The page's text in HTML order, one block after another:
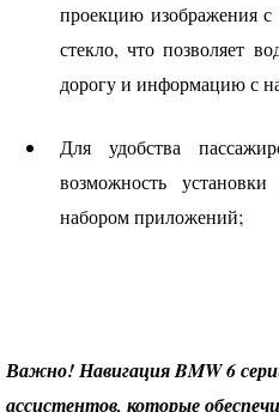
проекцию изображения с
стекло, что позволяет
дорогу и информацию с
Для удобства
возможность
набором приложений;
Важно! НавигацияBMW6
ассистентов, которые